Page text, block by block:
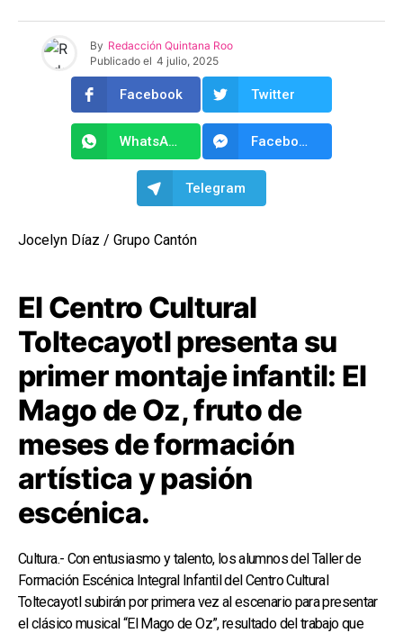
By Redacción Quintana Roo
Publicado el 4 julio, 2025
Facebook Twitter
WhatsApp Facebook Messenger
Telegram
Jocelyn Díaz / Grupo Cantón
El Centro Cultural
Toltecayotl presenta su
primer montaje infantil: El
Mago de Oz, fruto de
meses de formación
artística y pasión
escénica.
Cultura.- Con entusiasmo y talento, los alumnos del Taller de
Formación Escénica Integral Infantil del Centro Cultural
Toltecayotl subirán por primera vez al escenario para presentar
el clásico musical “El Mago de Oz”, resultado del trabajo que